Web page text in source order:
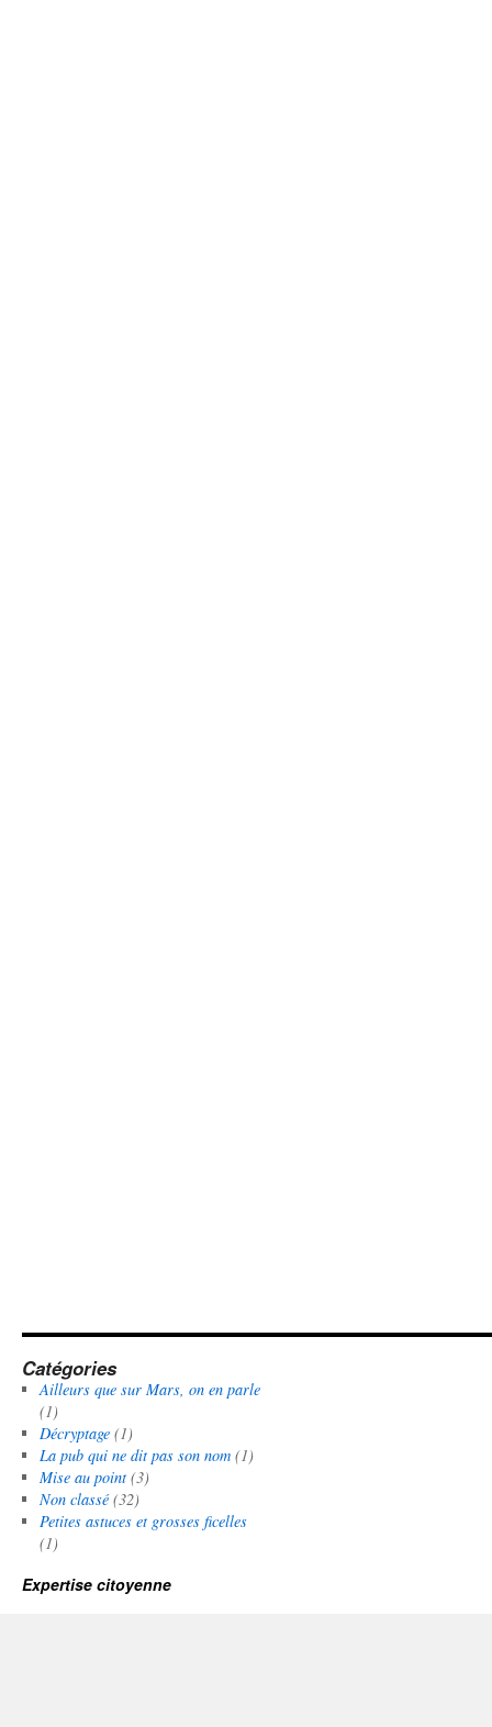
Catégories
Ailleurs que sur Mars, on en parle
(1)
Décryptage(1)
La pub qui ne dit pas son nom(1)
Mise au point(3)
Non classé(32)
Petites astuces et grosses ficelles
(1)
Expertise citoyenne